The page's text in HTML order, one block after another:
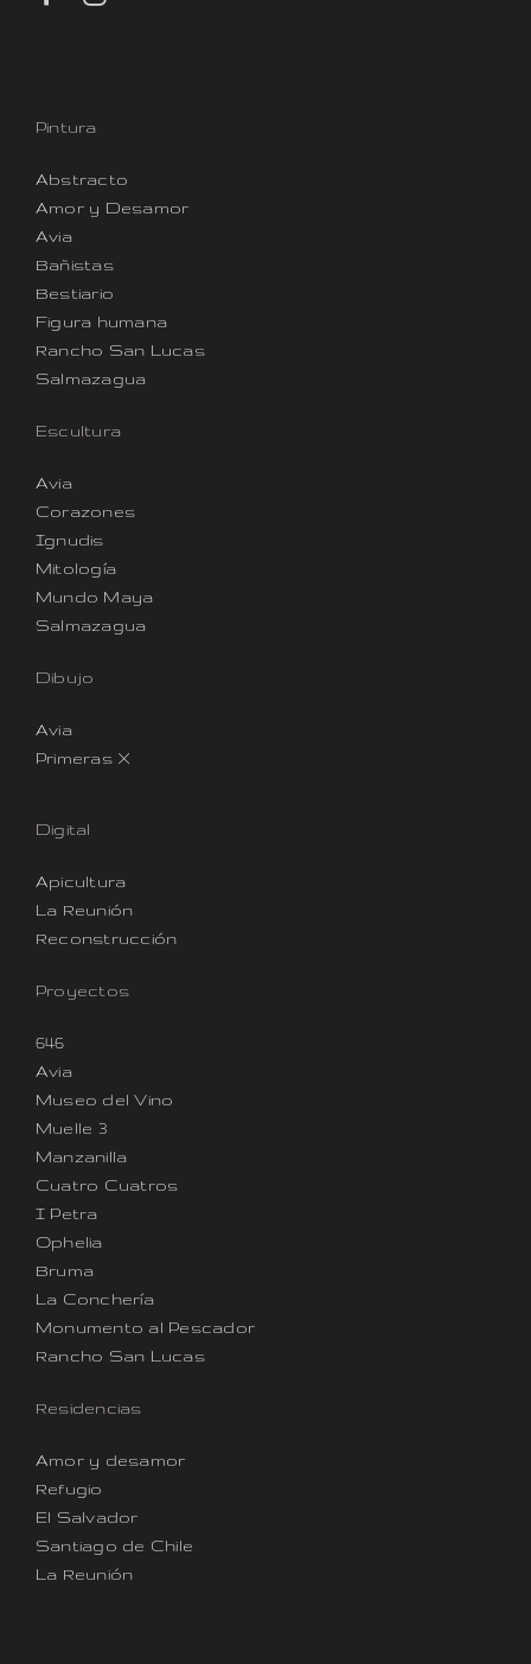
Pintura
Abstracto
Amor y Desamor
Avia
Bañistas
Bestiario
Figura humana
Rancho San Lucas
Salmazagua
Escultura
Avia
Corazones
Ignudis
Mitología
Mundo Maya
Salmazagua
Dibujo
Avia
Primeras X
Digital
Apicultura
La Reunión
Reconstrucción
Proyectos
646
Avia
Museo del Vino
Muelle 3
Manzanilla
Cuatro Cuatros
I Petra
Ophelia
Bruma
La Conchería
Monumento al Pescador
Rancho San Lucas
Residencias
Amor y desamor
Refugio
El Salvador
Santiago de Chile
La Reunión